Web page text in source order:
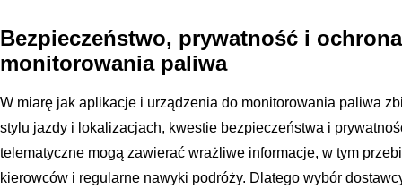
Bezpieczeństwo, prywatność i
monitorowania paliwa
W miarę jak aplikacje i urządzenia do monitorowania paliwa
stylu jazdy i lokalizacjach, kwestie bezpieczeństwa i
telematyczne mogą zawierać wrażliwe informacje, w tym
kierowców i regularne nawyki podróży. Dlatego wybór